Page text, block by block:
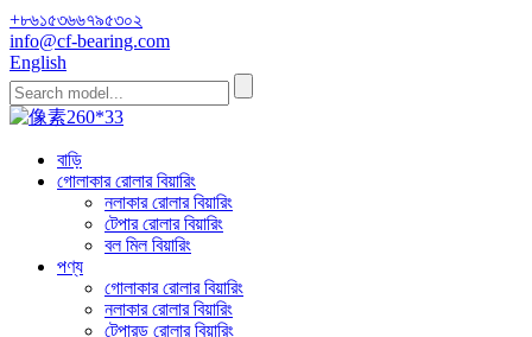
+৮৬১৫৩৬৬৭৯৫৩০২
info@cf-bearing.com
English
বাড়ি
গোলাকার রোলার বিয়ারিং
নলাকার রোলার বিয়ারিং
টেপার রোলার বিয়ারিং
বল মিল বিয়ারিং
পণ্য
গোলাকার রোলার বিয়ারিং
নলাকার রোলার বিয়ারিং
টেপারড রোলার বিয়ারিং